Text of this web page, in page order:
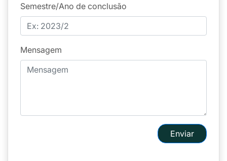
Semestre/Ano de conclusão
Mensagem
Enviar